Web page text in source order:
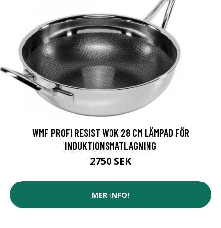
WMF PROFI RESIST WOK 28 CM LÄMPAD FÖR
INDUKTIONSMATLAGNING
2750 SEK
MER INFO!